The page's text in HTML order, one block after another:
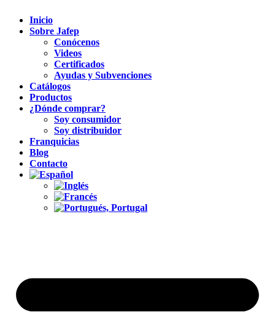
Inicio
Sobre Jafep
Conócenos
Videos
Certificados
Ayudas y Subvenciones
Catálogos
Productos
¿Dónde comprar?
Soy consumidor
Soy distribuidor
Franquicias
Blog
Contacto